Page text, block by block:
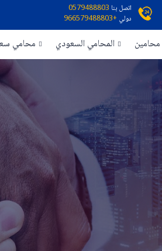
اتصل بنا 0579488803
دولي+966579488803
محامين المحامي السعودي محامي